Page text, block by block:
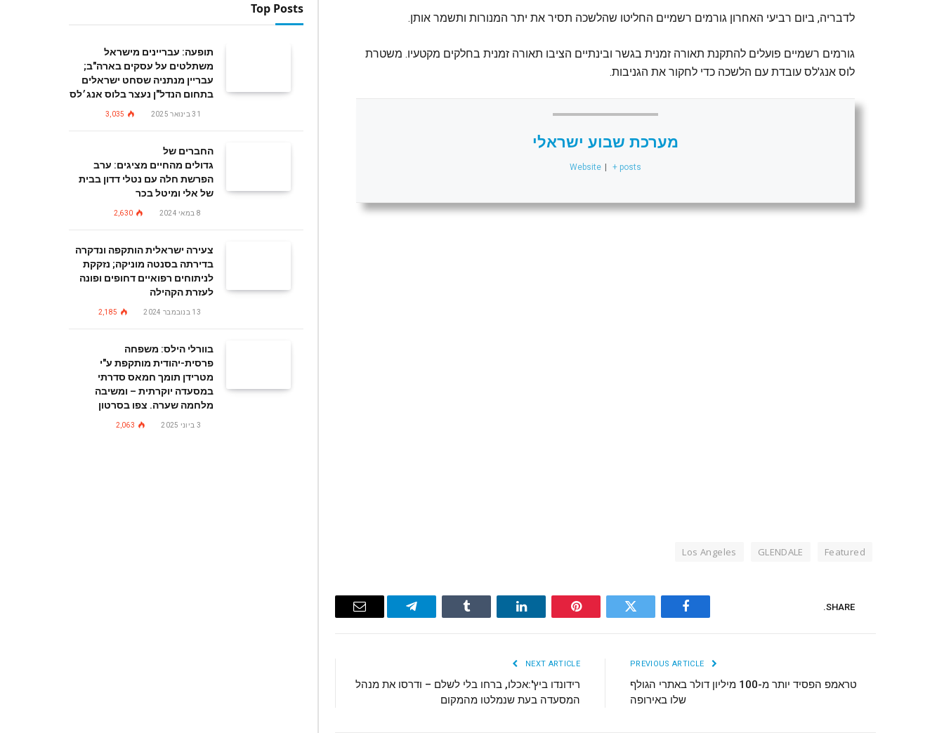
לדבריה, ביום רביעי האחרון גורמים רשמיים החליטו שהלשכה תסיר את יתר המנורות ותשמר אותן.
גורמים רשמיים פועלים להתקנת תאורה זמנית בגשר ובינתיים הציבו תאורה זמנית בחלקים מקטעיו. משטרת
לוס אנג'לס עובדת עם הלשכה כדי לחקור את הגניבות.
מערכת שבוע ישראלי
Website | + posts
Featured
GLENDALE
Los Angeles
SHARE.
Facebook
Twitter
Pinterest
LinkedIn
Tumblr
Telegram
Email
טראמפ הפסיד יותר מ-100 מיליון דולר באתרי הגולף
שלו באירופה
NEXT ARTICLE
רידונדו ביץ':אכלו, ברחו בלי לשלם – ודרסו את מנהל
המסעדה בעת שנמלטו מהמקום
Top Posts
תופעה: עבריינים מישראל
משתלטים על עסקים בארה"ב;
עבריין מנתניה שסחט ישראלים
בתחום הנדל"ן נעצר בלוס אנג׳לס
31 בינואר 2025 3,035
החברים של
גדולים מהחיים מציגים: ערב
הפרשת חלה עם נטלי דדון בבית
של אלי ומיטל בכר
8 במאי 2024 2,630
צעירה ישראלית הותקפה ונדקרה
בדירתה בסנטה מוניקה; נזקקת
לניתוחים רפואיים דחופים ופונה
לעזרת הקהילה
13 בנובמבר 2024 2,185
בוורלי הילס: משפחה
פרסית-יהודית מותקפת ע"י
מטרידן תומך חמאס סדרתי
במסעדה יוקרתית – ומשיבה
מלחמה שערה. צפו בסרטון
3 ביוני 2025 2,063